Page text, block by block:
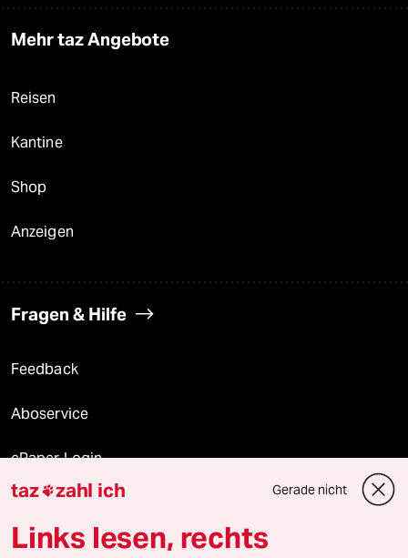
Mehr taz Angebote
Reisen
Kantine
Shop
Anzeigen
Fragen & Hilfe
Feedback
Aboservice
ePaper Login
Downloads für Abonnierende
taz zahl ich Gerade nicht
Links lesen, rechts